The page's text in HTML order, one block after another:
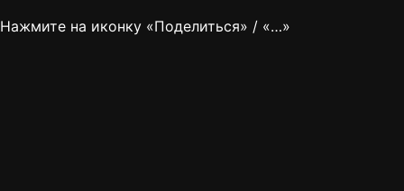
Нажмите на иконку «Поделиться» / «…»